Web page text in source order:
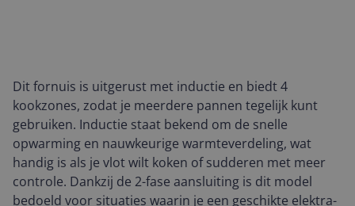
Dit fornuis is uitgerust met inductie en biedt 4
kookzones, zodat je meerdere pannen tegelijk kunt
gebruiken. Inductie staat bekend om de snelle
opwarming en nauwkeurige warmteverdeling, wat
handig is als je vlot wilt koken of sudderen met meer
controle. Dankzij de 2-fase aansluiting is dit model
bedoeld voor situaties waarin je een geschikte elektra-